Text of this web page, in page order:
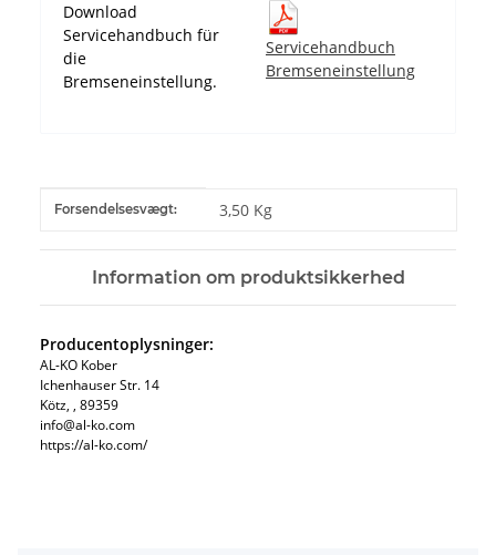
Download
Servicehandbuch für
die
Bremseneinstellung.
Servicehandbuch
Bremseneinstellung
#productDetails.itemInformation#
#productDetails.itemValue#
Forsendelsesvægt: 3,50 Kg
Information om produktsikkerhed
Producentoplysninger:
AL-KO Kober
Ichenhauser Str. 14
Kötz, , 89359
info@al-ko.com
https://al-ko.com/